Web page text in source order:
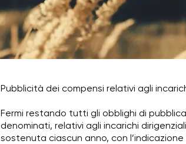
Pubblicità dei compensi relativi agli
Fermi restando tutti gli obblighi di
denominati, relativi agli incarichi
sostenuta ciascun anno, con